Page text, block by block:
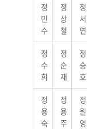
정
민
수
정
상
철
정
서
연
정
수
희
정
순
재
정
승
호
정
용
숙
정
용
주
정
원
영